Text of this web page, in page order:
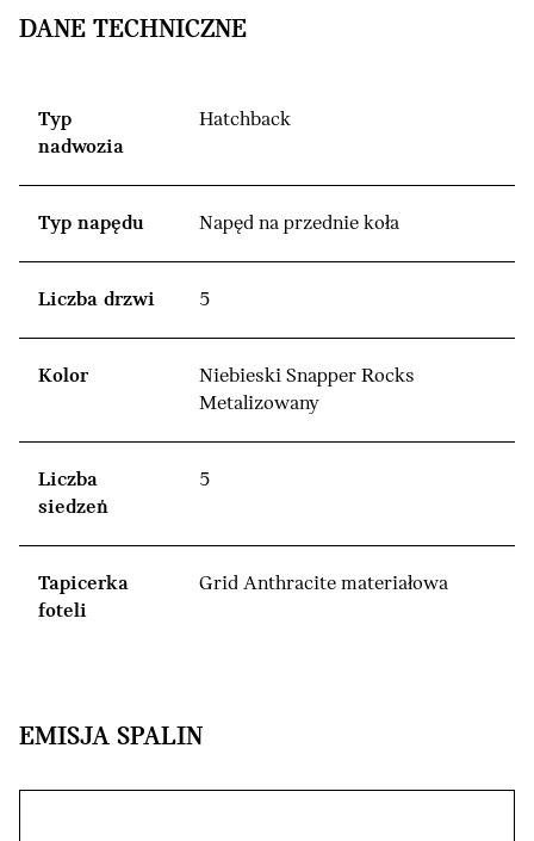
DANE TECHNICZNE
Typ
nadwozia
Hatchback
Typ napędu Napęd na przednie koła
Liczba drzwi 5
Kolor
Niebieski Snapper Rocks
Metalizowany
Liczba
siedzeń
5
Tapicerka
foteli
Grid Anthracite materiałowa
EMISJA SPALIN